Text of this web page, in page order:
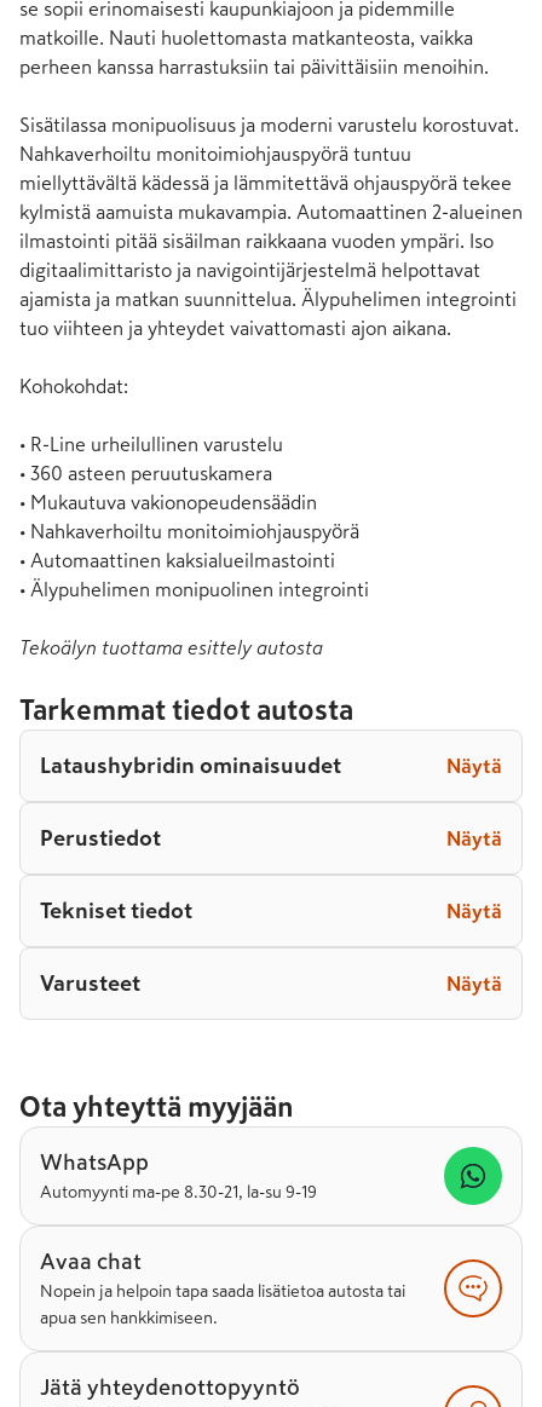
se sopii erinomaisesti kaupunkiajoon ja pidemmille
matkoille. Nauti huolettomasta matkanteosta, vaikka
perheen kanssa harrastuksiin tai päivittäisiin menoihin.
Sisätilassa monipuolisuus ja moderni varustelu korostuvat.
Nahkaverhoiltu monitoimiohjauspyörä tuntuu
miellyttävältä kädessä ja lämmitettävä ohjauspyörä tekee
kylmistä aamuista mukavampia. Automaattinen 2-alueinen
ilmastointi pitää sisäilman raikkaana vuoden ympäri. Iso
digitaalimittaristo ja navigointijärjestelmä helpottavat
ajamista ja matkan suunnittelua. Älypuhelimen integrointi
tuo viihteen ja yhteydet vaivattomasti ajon aikana.
Kohokohdat:
• R-Line urheilullinen varustelu
• 360 asteen peruutuskamera
• Mukautuva vakionopeudensäädin
• Nahkaverhoiltu monitoimiohjauspyörä
• Automaattinen kaksialueilmastointi
• Älypuhelimen monipuolinen integrointi
Tekoälyn tuottama esittely autosta
Tarkemmat tiedot autosta
Lataushybridin ominaisuudet Näytä
Perustiedot Näytä
Tekniset tiedot Näytä
Varusteet Näytä
Ota yhteyttä myyjään
WhatsApp
Automyynti ma-pe 8.30-21, la-su 9-19
Avaa chat
Nopein ja helpoin tapa saada lisätietoa autosta tai
apua sen hankkimiseen.
Jätä yhteydenottopyyntö